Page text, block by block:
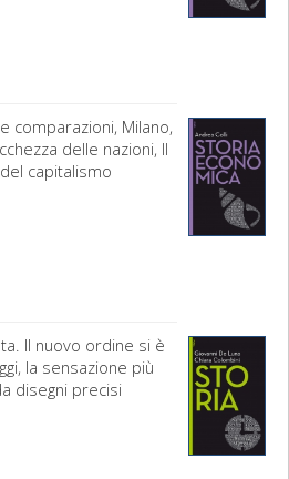
comparazioni, Milano,
delle nazioni, Il
capitalismo
Il nuovo ordine si è
la sensazione più
disegni precisi